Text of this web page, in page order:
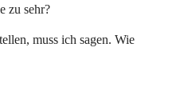
zu sehr?
muss ich sagen. Wie